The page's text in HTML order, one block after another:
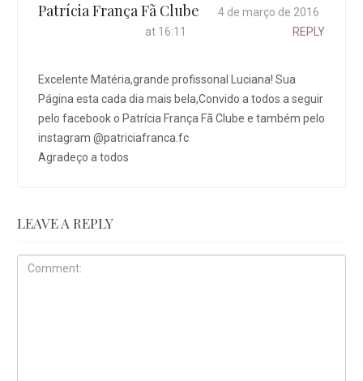
Patrícia França Fã Clube
4 de março de 2016
at 16:11
REPLY
Excelente Matéria,grande profissonal Luciana! Sua
Página esta cada dia mais bela,Convido a todos a seguir
pelo facebook o Patrícia França Fã Clube e também pelo
instagram @patriciafranca.fc
Agradeço a todos
LEAVE A REPLY